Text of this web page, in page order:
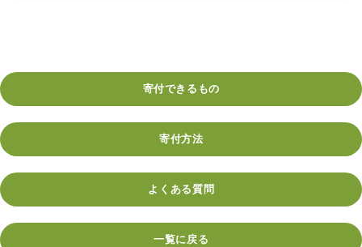
寄付できるもの
寄付方法
よくある質問
一覧に戻る